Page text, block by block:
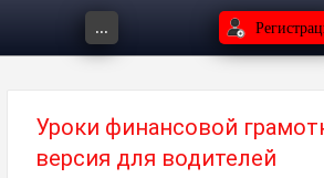
...
Уроки финансовой
версия для водителей